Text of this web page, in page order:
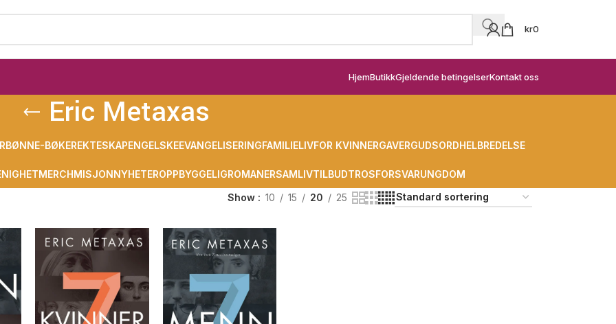
kr0
HjemButikkGjeldende betingelserKontakt oss
Eric Metaxas
BØNNE-BØKEREKTESKAPENGELSKEEVANGELISERINGFAMILIELIVFOR KVINNERGAVERGUDSORDHELBREDELSE
MERCHMISJONNYHETEROPPBYGGELIGROMANERSAMLIVTILBUDTROSFORSVARUNGDOM
Show 10 15 20 25